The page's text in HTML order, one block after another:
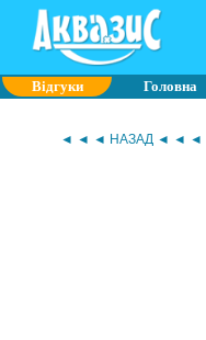
Відгуки Головна
◄ ◄ ◄ НАЗАД ◄ ◄ ◄